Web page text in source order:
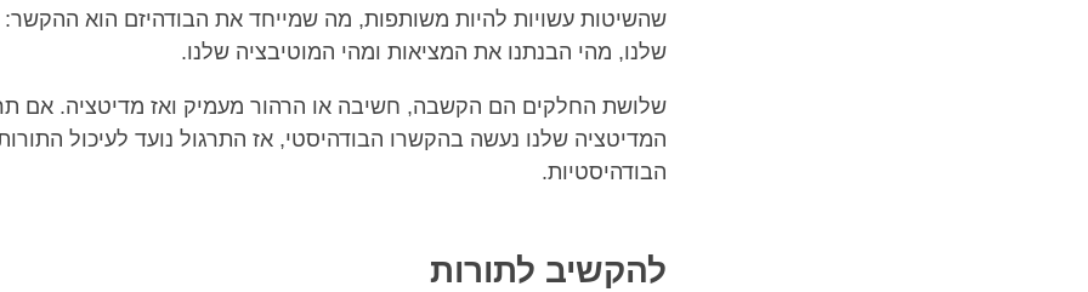
שהשיטות עשויות להיות משותפות, מה שמייחד את הבודהיזם הוא
שלנו, מהי הבנתנו את המציאות ומהי המוטיבציה שלנו.
שלושת החלקים הם הקשבה, חשיבה או הרהור מעמיק ואז מדיטציה. אם
המדיטציה שלנו נעשה בהקשרו הבודהיסטי, אז התרגול נועד לעיכול
הבודהיסטיות.
להקשיב לתורות